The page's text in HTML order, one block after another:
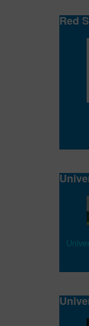
Red